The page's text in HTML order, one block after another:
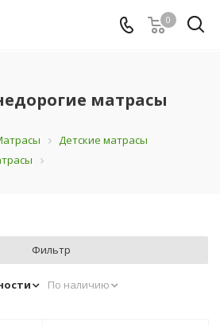
0
матрасы
Детские матрасы
Фильтр
По наличию